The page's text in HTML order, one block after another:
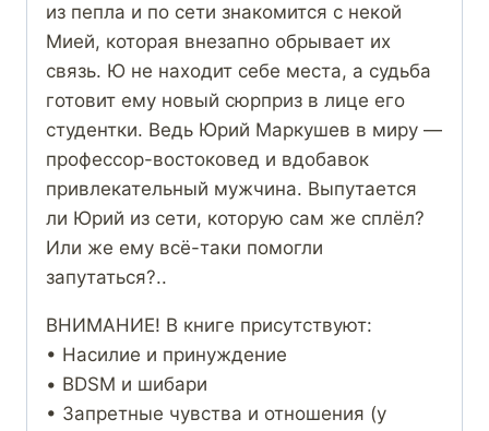
из пепла и по сети знакомится с некой
Мией, которая внезапно обрывает их
связь. Ю не находит себе места, а судьба
готовит ему новый сюрприз в лице его
студентки. Ведь Юрий Маркушев в миру —
профессор-востоковед и вдобавок
привлекательный мужчина. Выпутается
ли Юрий из сети, которую сам же сплёл?
Или же ему всё-таки помогли
запутаться?..
ВНИМАНИЕ! В книге присутствуют:
• Насилие и принуждение
• BDSM и шибари
• Запретные чувства и отношения (у